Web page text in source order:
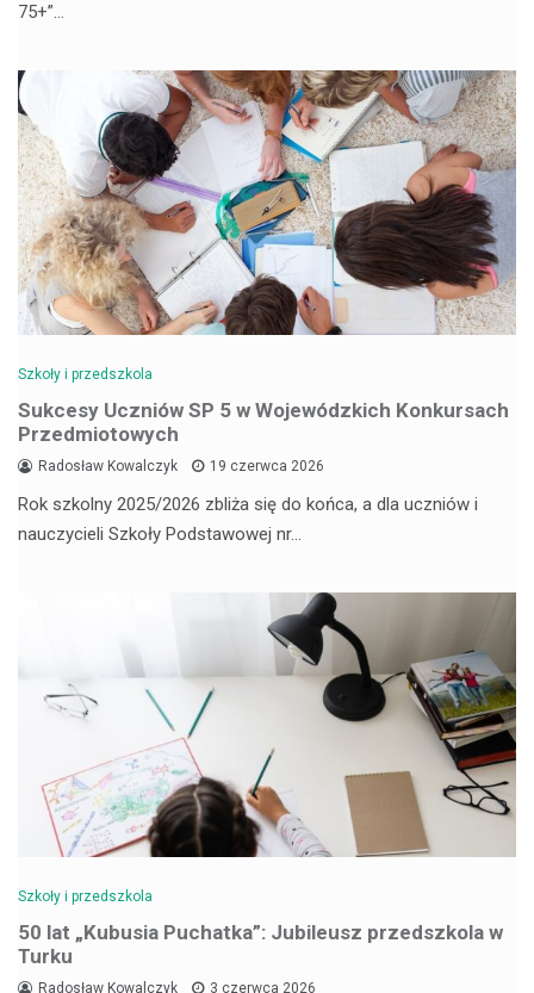
75+”…
Szkoły i przedszkola
Sukcesy Uczniów SP 5 w Wojewódzkich Konkursach
Przedmiotowych
Radosław Kowalczyk 19 czerwca 2026
Rok szkolny 2025/2026 zbliża się do końca, a dla uczniów i
nauczycieli Szkoły Podstawowej nr…
Szkoły i przedszkola
50 lat „Kubusia Puchatka”: Jubileusz przedszkola w
Turku
Radosław Kowalczyk 3 czerwca 2026